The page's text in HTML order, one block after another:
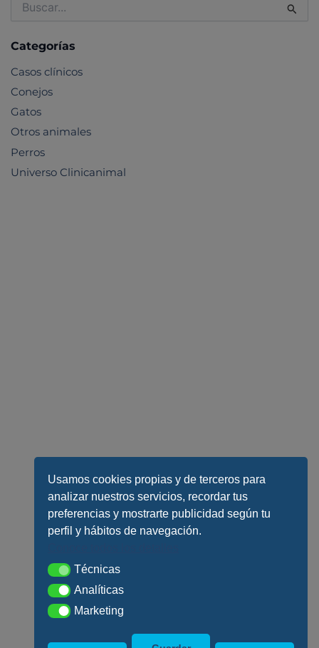
por:
Categorías
Casos clínicos
Conejos
Gatos
Otros animales
Perros
Universo Clinicanimal
Usamos cookies propias y de terceros para
analizar nuestros servicios, recordar tus
preferencias y mostrarte publicidad según tu
perfil y hábitos de navegación.
TécnicasTécnicas
AnalíticasAnalíticas
MarketingMarketing